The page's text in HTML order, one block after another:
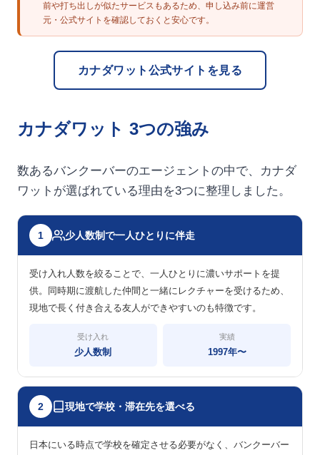
前や打ち出しが似たサービスもあるため、申し込み前に運営
元・公式サイトを確認しておくと安心です。
カナダワット公式サイトを見る
カナダワット 3つの強み
数あるバンクーバーのエージェントの中で、カナダ
ワットが選ばれている理由を3つに整理しました。
1 少人数制で一人ひとりに伴走
受け入れ人数を絞ることで、一人ひとりに濃いサポートを提
供。同時期に渡航した仲間と一緒にレクチャーを受けるため、
現地で長く付き合える友人ができやすいのも特徴です。
受け入れ
少人数制
実績
1997年〜
2 現地で学校・滞在先を選べる
日本にいる時点で学校を確定させる必要がなく、バンクーバー